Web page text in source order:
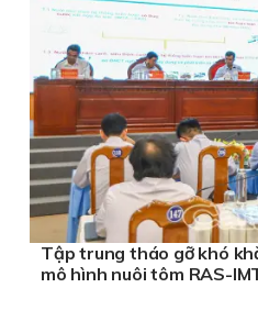
Tập trung tháo gỡ khó
mô hình nuôi tôm RAS-